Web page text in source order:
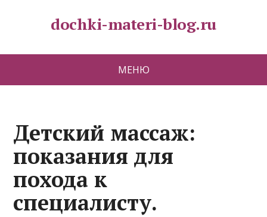
dochki-materi-blog.ru
МЕНЮ
Детский массаж:
показания для
похода к
специалисту.